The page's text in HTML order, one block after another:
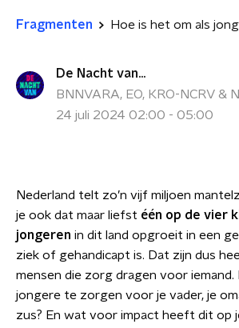
Fragmenten
De Nacht van...
BNNVARA, EO, KRO-NCRV &
24 juli 2024 02:00 - 05:00
Nederland telt zo’n vijf miljoen
je ook dat maar liefst één op de vier
jongeren in dit land opgroeit in een
ziek of gehandicapt is. Dat zijn dus
mensen die zorg dragen voor iemand.
jongere te zorgen voor je vader, je
zus? En wat voor impact heeft dit op